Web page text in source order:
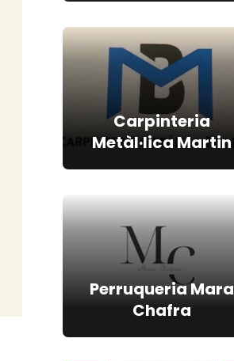
Carpinteria
Metàl·lica Martin
Perruqueria Mara
Chafra